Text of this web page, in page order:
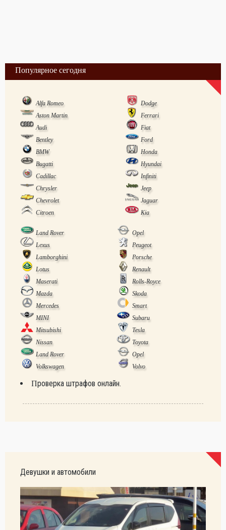
Популярное сегодня
Alfa Romeo
Dodge
Aston Martin
Ferrari
Audi
Fiat
Bentley
Ford
BMW
Honda
Bugatti
Hyundai
Cadillac
Infiniti
Chrysler
Jeep
Chevrolet
Jaguar
Citroen
Kia
Land Rover
Opel
Lexus
Peugeot
Lamborghini
Porsche
Lotus
Renault
Maserati
Rolls-Royce
Mazda
Skoda
Mercedes
Smart
MINI
Subaru
Mitsubishi
Tesla
Nissan
Toyota
Land Rover
Opel
Volkswagen
Volvo
Проверка штрафов онлайн.
Девушки и автомобили